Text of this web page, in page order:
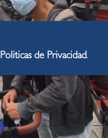
Politicas de Privacidad.